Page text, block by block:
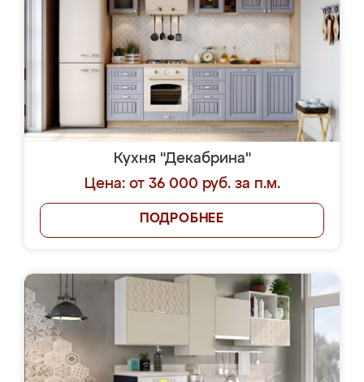
Кухня "Декабрина"
Цена: от 36 000 руб. за п.м.
ПОДРОБНЕЕ